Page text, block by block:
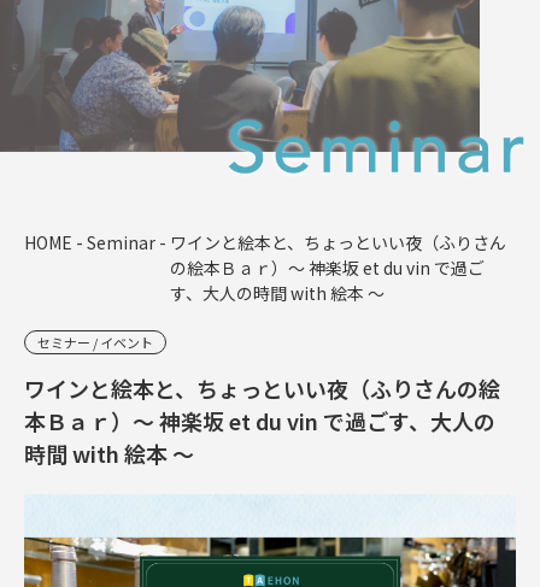
HOME - Seminar - ワインと絵本と、ちょっといい夜（ふりさん
の絵本Ｂａｒ）～ 神楽坂 et du vin で過ご
す、大人の時間 with 絵本 ～
セミナー / イベント
ワインと絵本と、ちょっといい夜（ふりさんの絵
本Ｂａｒ）～ 神楽坂 et du vin で過ごす、大人の
時間 with 絵本 ～